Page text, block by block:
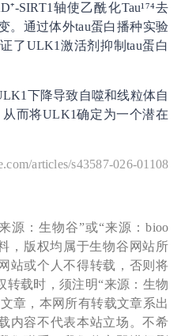
SIRT1轴使乙酰化Tau¹⁷⁴去
。通过体外tau蛋白播种实验
了ULK1激活剂抑制tau蛋白
下降导致自噬和线粒体自
而将ULK1确定为一个潜在
articles/s43587-026-01108
源：生物谷”或“来源：bioo
，版权均属于生物谷网站所
站或个人不得转载，否则将
转载时，须注明“来源：生物
章，本网所有转载文章系出
内容不代表本站立场。不希